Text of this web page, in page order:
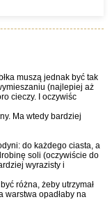
muszą jednak być tak
(najlepiej aż
cieczy. I oczywiśc
Ma wtedy bardziej
do każdego ciasta, a
soli (oczywiście do
wyrazisty i
różna, żeby utrzymał
warstwa opadłaby na